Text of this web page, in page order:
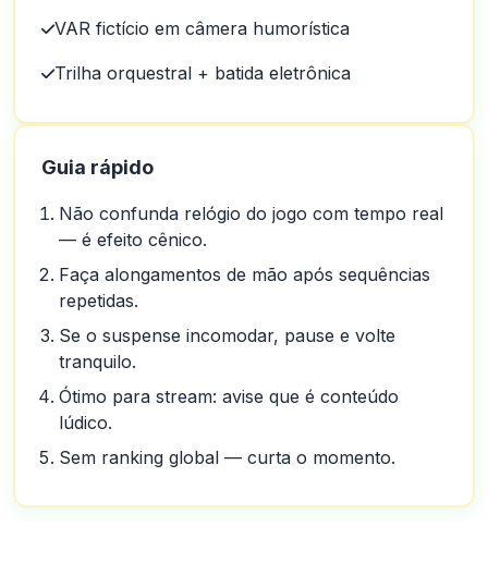
VAR fictício em câmera humorística
Trilha orquestral + batida eletrônica
Guia rápido
Não confunda relógio do jogo com tempo real
— é efeito cênico.
Faça alongamentos de mão após sequências
repetidas.
Se o suspense incomodar, pause e volte
tranquilo.
Ótimo para stream: avise que é conteúdo
lúdico.
Sem ranking global — curta o momento.